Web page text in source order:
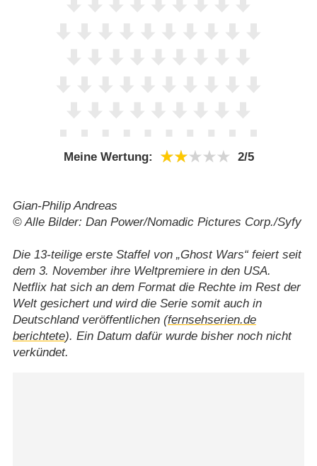
Meine Wertung: 2/​5
Gian-Philip Andreas
© Alle Bilder: Dan Power/​Nomadic Pictures Corp./​Syfy
Die 13-teilige erste Staffel von „Ghost Wars“ feiert seit
dem 3. November ihre Weltpremiere in den USA.
Netflix hat sich an dem Format die Rechte im Rest der
Welt gesichert und wird die Serie somit auch in
Deutschland veröffentlichen (fernsehserien.de
berichtete). Ein Datum dafür wurde bisher noch nicht
verkündet.